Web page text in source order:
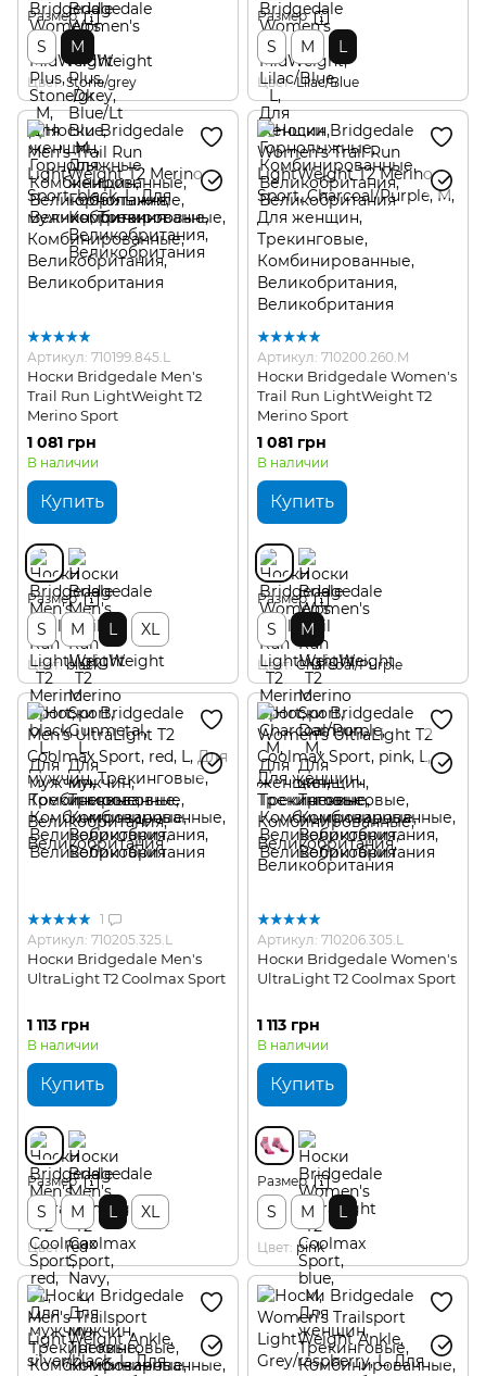
Размер
S M
Цвет Stone/grey
Размер
S M L
Цвет Lilac/Blue
Артикул: 710199.845.L
Носки Bridgedale Men's
Trail Run LightWeight T2
Merino Sport
1 081 грн
В наличии
Купить
Размер
S M L XL
Цвет black
Артикул: 710200.260.M
Носки Bridgedale Women's
Trail Run LightWeight T2
Merino Sport
1 081 грн
В наличии
Купить
Размер
S M
Цвет Charcoal/Purple
1
Артикул: 710205.325.L
Носки Bridgedale Men's
UltraLight T2 Coolmax Sport
1 113 грн
В наличии
Купить
Размер
S M L XL
Цвет red
Артикул: 710206.305.L
Носки Bridgedale Women's
UltraLight T2 Coolmax Sport
1 113 грн
В наличии
Купить
Размер
S M L
Цвет pink